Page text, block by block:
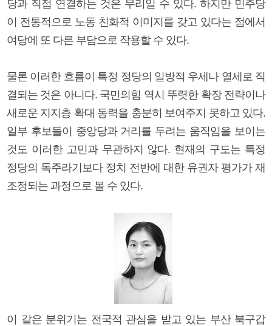
당과 직접 연결하는 것은 무리일 수 있다. 하지만 민주당
이 전통적으로 노동 친화적 이미지를 갖고 있다는 점에서
여당에 또 다른 부담으로 작용할 수 있다.
물론 이러한 흐름이 특정 정당의 일방적 우세나 열세로 직
결되는 것은 아니다. 국민의힘 역시 뚜렷한 확장 전략이나
새로운 지지층 확대 동력을 충분히 보여주지 못하고 있다.
일부 후보들이 중앙당과 거리를 두려는 움직임을 보이는
것도 이러한 고민과 무관하지 않다. 현재의 구도는 특정
정당의 독주라기보다 정치 전반에 대한 유권자 평가가 재
조정되는 과정으로 볼 수 있다.
이 같은 분위기는 전국적 관심을 받고 있는 부산 북구갑